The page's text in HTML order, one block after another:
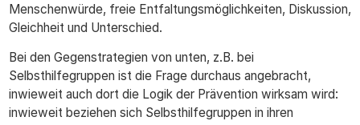
Menschenwürde, freie Entfaltungsmöglichkeiten, Diskussion,
Gleichheit und Unterschied.
Bei den Gegenstrategien von unten, z.B. bei
Selbsthilfegruppen ist die Frage durchaus angebracht,
inwieweit auch dort die Logik der Prävention wirksam wird:
inwieweit beziehen sich Selbsthilfegruppen in ihren